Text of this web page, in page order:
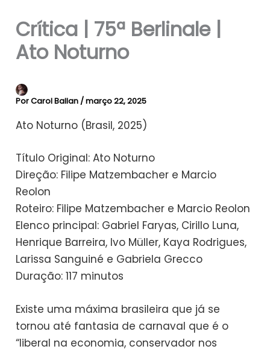
Crítica | 75ª Berlinale |
Ato Noturno
PorCarol Ballan /março 22, 2025
Ato Noturno (Brasil, 2025)
Título Original: Ato Noturno
Direção: Filipe Matzembacher e Marcio
Reolon
Roteiro: Filipe Matzembacher e Marcio Reolon
Elenco principal: Gabriel Faryas, Cirillo Luna,
Henrique Barreira, Ivo Müller, Kaya Rodrigues,
Larissa Sanguiné e Gabriela Grecco
Duração: 117 minutos
Existe uma máxima brasileira que já se
tornou até fantasia de carnaval que é o
“liberal na economia, conservador nos